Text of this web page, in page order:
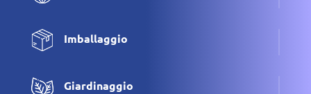
Imballaggio
Giardinaggio